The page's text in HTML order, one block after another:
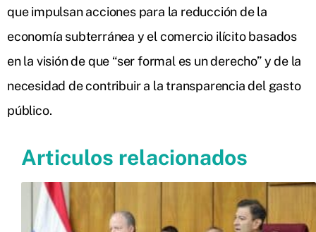
que impulsan acciones para la reducción de la
economía subterránea y el comercio ilícito basados
en la visión de que “ser formal es un derecho” y de la
necesidad de contribuir a la transparencia del gasto
público.
Articulos relacionados